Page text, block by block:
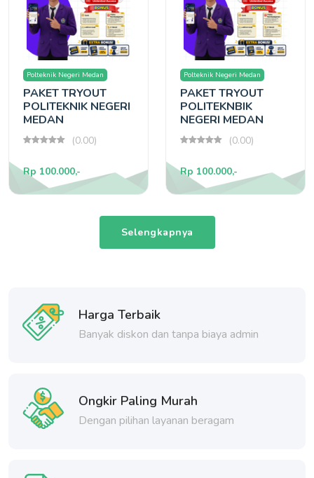
Polteknik Negeri Medan
PAKET TRYOUT
POLITEKNIK NEGERI
MEDAN
(0.00)
Rp 100.000,-
Polteknik Negeri Medan
PAKET TRYOUT
POLITEKNBIK
NEGERI MEDAN
(0.00)
Rp 100.000,-
Selengkapnya
Harga Terbaik
Banyak diskon dan tanpa biaya admin
Ongkir Paling Murah
Dengan pilihan layanan beragam